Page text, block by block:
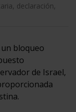
, declaración,
bloqueo
de Israel,